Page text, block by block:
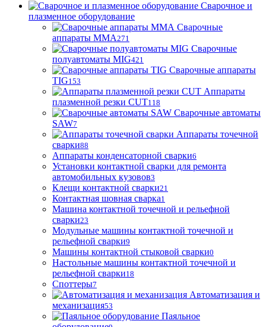
Сварочное и
плазменное оборудование
Сварочные
аппараты MMA271
Сварочные
полуавтоматы MIG421
Сварочные аппараты
TIG153
Аппараты
плазменной резки CUT118
Сварочные автоматы
SAW7
Аппараты точечной
сварки88
Аппараты конденсаторной сварки6
Установки контактной сварки для ремонта
автомобильных кузовов3
Клещи контактной сварки21
Контактная шовная сварка1
Машина контактной точечной и рельефной
сварки23
Модульные машины контактной точечной и
рельефной сварки9
Машины контактной стыковой сварки0
Настольные машины контактной точечной и
рельефной сварки18
Споттеры7
Автоматизация и
механизация53
Паяльное